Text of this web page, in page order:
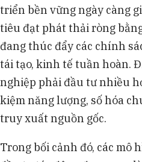
triển bền vững ngày càng
tiêu đạt phát thải ròng
đang thúc đẩy các chính
tái tạo, kinh tế tuần hoàn.
nghiệp phải đầu tư nhiều
kiệm năng lượng, số hóa
truy xuất nguồn gốc.
Trong bối cảnh đó, các